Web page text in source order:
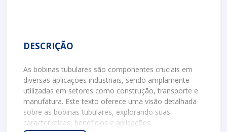
DESCRIÇÃO
As bobinas tubulares são componentes cruciais em
diversas aplicações industriais, sendo amplamente
utilizadas em setores como construção, transporte e
manufatura. Este texto oferece uma visão detalhada
sobre as bobinas tubulares, explorando suas
características, benefícios e aplicações.